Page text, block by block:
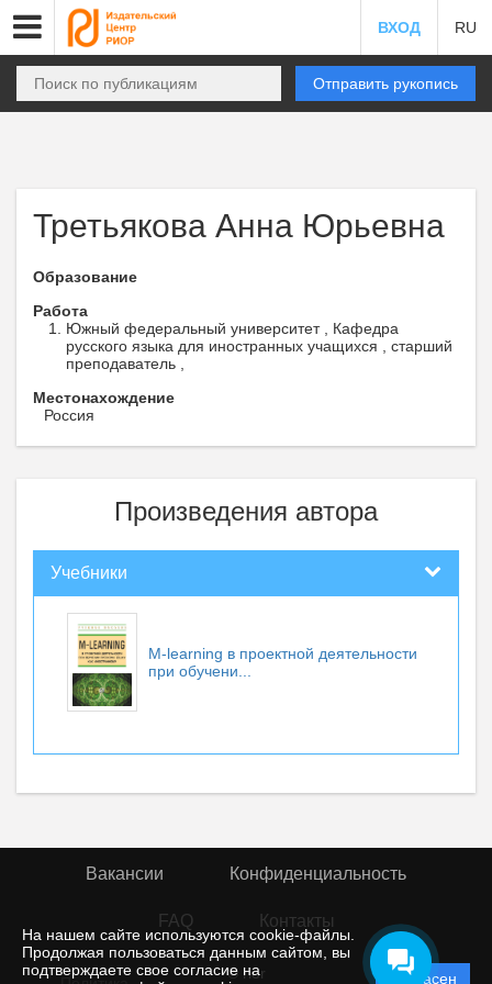
На нашем сайте используются cookie-файлы.
Продолжая пользоваться данным сайтом, вы
подтверждаете свое согласие на
Согласен
ВХОД RU
Отправить рукопись
Третьякова Анна Юрьевна
Образование
Работа
Южный федеральный университет , Кафедра
русского языка для иностранных учащихся , старший
преподаватель ,
Местонахождение
Россия
Произведения автора
Учебники
M-learning в проектной деятельности
при обучени...
Вакансии Конфиденциальность
FAQ Контакты
© rior